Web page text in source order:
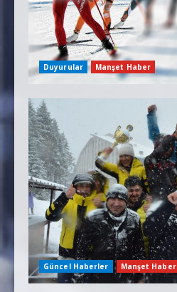
Duyurular Manşet Haber
Güncel Haberler Manşet Haber